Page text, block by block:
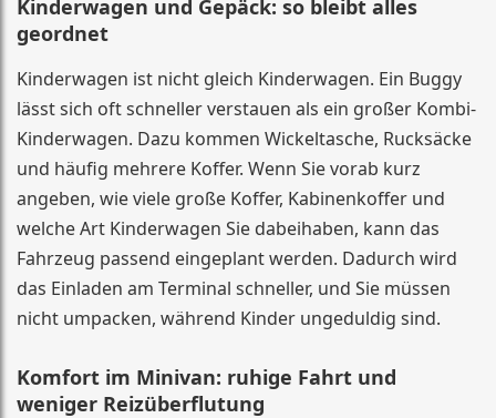
Kinderwagen und Gepäck: so bleibt alles
geordnet
Kinderwagen ist nicht gleich Kinderwagen. Ein Buggy
lässt sich oft schneller verstauen als ein großer Kombi-
Kinderwagen. Dazu kommen Wickeltasche, Rucksäcke
und häufig mehrere Koffer. Wenn Sie vorab kurz
angeben, wie viele große Koffer, Kabinenkoffer und
welche Art Kinderwagen Sie dabeihaben, kann das
Fahrzeug passend eingeplant werden. Dadurch wird
das Einladen am Terminal schneller, und Sie müssen
nicht umpacken, während Kinder ungeduldig sind.
Komfort im Minivan: ruhige Fahrt und
weniger Reizüberflutung